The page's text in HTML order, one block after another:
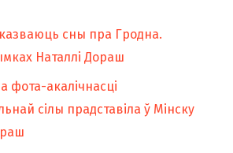
сны пра Гродна.
Наталлі Дораш
фота-акалічнасці
сілы прадставіла ў Мінску